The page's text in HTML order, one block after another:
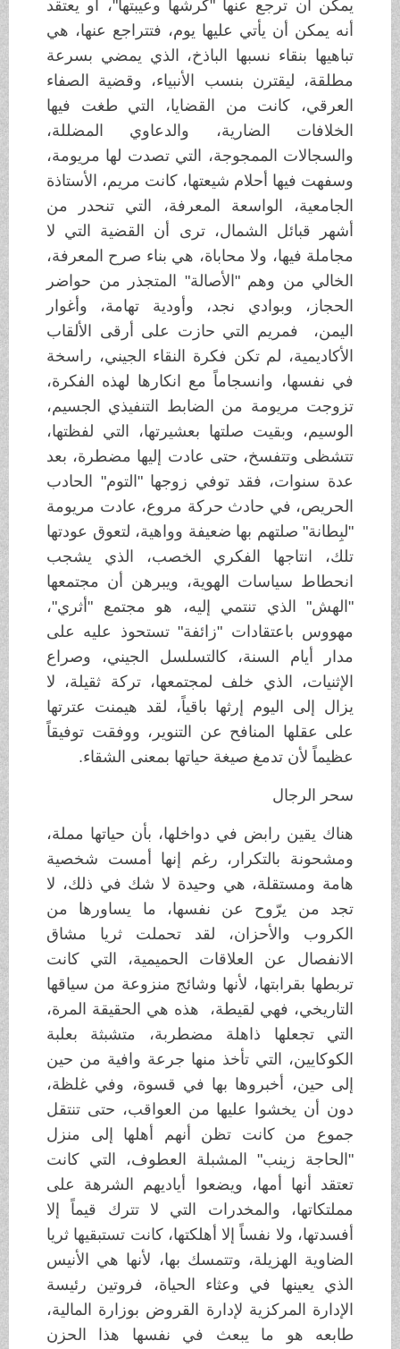
يمكن أن ترجع عنها "كرشها وعيبتها"، أو يعتقد
أنه يمكن أن يأتي عليها يوم، فتتراجع عنها، هي
تباهيها بنقاء نسبها الباذخ، الذي يمضي بسرعة
مطلقة، ليقترن بنسب الأنبياء، وقضية الصفاء
العرقي، كانت من القضايا، التي طغت فيها
الخلافات الضارية، والدعاوي المضللة،
والسجالات الممجوجة، التي تصدت لها مريومة،
وسفهت فيها أحلام شيعتها، كانت مريم، الأستاذة
الجامعية، الواسعة المعرفة، التي تنحدر من
أشهر قبائل الشمال، ترى أن القضية التي لا
مجاملة فيها، ولا محاباة، هي بناء صرح المعرفة،
الخالي من وهم "الأصالة" المتجذر من حواضر
الحجاز، وبوادي نجد، وأودية تهامة، وأغوار
اليمن، فمريم التي حازت على أرقى الألقاب
الأكاديمية، لم تكن فكرة النقاء الجيني، راسخة
في نفسها، وانسجاماً مع انكارها لهذه الفكرة،
تزوجت مريومة من الضابط التنفيذي الجسيم،
الوسيم، وبقيت صلتها بعشيرتها، التي لفظتها،
تتشظى وتتفسخ، حتى عادت إليها مضطرة، بعد
عدة سنوات، فقد توفي زوجها "التوم" الحادب
الحريص، في حادث حركة مروع، عادت مريومة
"لبِطانة" صلتهم بها ضعيفة وواهية، لتعوق عودتها
تلك، انتاجها الفكري الخصب، الذي يشجب
انحطاط سياسات الهوية، ويبرهن أن مجتمعها
"الهش" الذي تنتمي إليه، هو مجتمع "أثري"،
مهووس باعتقادات "زائفة" تستحوذ عليه على
مدار أيام السنة، كالتسلسل الجيني، وصراع
الإثنيات، الذي خلف لمجتمعها، تركة ثقيلة، لا
يزال إلى اليوم إرثها باقياً، لقد هيمنت عترتها
على عقلها المنافح عن التنوير، ووفقت توفيقاً
عظيماً لأن تدمغ صيغة حياتها بمعنى الشقاء.
سحر الرجال
هناك يقين رابض في دواخلها، بأن حياتها مملة،
ومشحونة بالتكرار، رغم إنها أمست شخصية
هامة ومستقلة، هي وحيدة لا شك في ذلك، لا
تجد من يرّوح عن نفسها، ما يساورها من
الكروب والأحزان، لقد تحملت ثريا مشاق
الانفصال عن العلاقات الحميمية، التي كانت
تربطها بقرابتها، لأنها وشائج منزوعة من سياقها
التاريخي، فهي لقيطة، هذه هي الحقيقة المرة،
التي تجعلها ذاهلة مضطربة، متشبثة بعلبة
الكوكايين، التي تأخذ منها جرعة وافية من حين
إلى حين، أخبروها بها في قسوة، وفي غلظة،
دون أن يخشوا عليها من العواقب، حتى تنتقل
جموع من كانت تظن أنهم أهلها إلى منزل
"الحاجة زينب" المشبلة العطوف، التي كانت
تعتقد أنها أمها، ويضعوا أياديهم الشرهة على
مملتكاتها، والمخدرات التي لا تترك قيماً إلا
أفسدتها، ولا نفساً إلا أهلكتها، كانت تستبقيها ثريا
الضاوية الهزيلة، وتتمسك بها، لأنها هي الأنيس
الذي يعينها في وعثاء الحياة، فروتين رئيسة
الإدارة المركزية لإدارة القروض بوزارة المالية،
طابعه هو ما يبعث في نفسها هذا الحزن